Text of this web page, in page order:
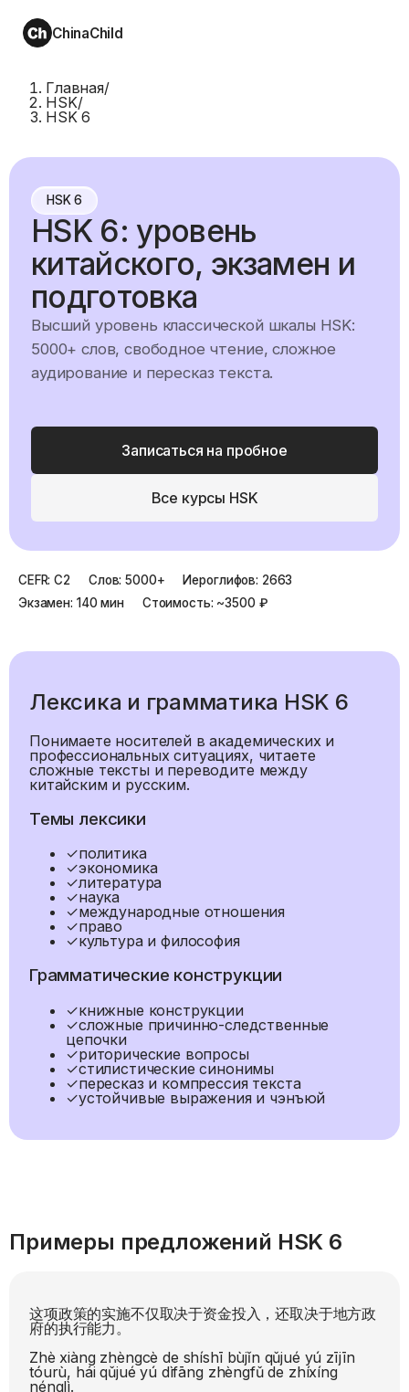
ChinaChild
Главная/
HSK/
HSK 6
HSK 6
HSK 6: уровень
китайского, экзамен и
подготовка
Высший уровень классической шкалы HSK:
5000+ слов, свободное чтение, сложное
аудирование и пересказ текста.
Записаться на пробное
Все курсы HSK
CEFR:C2 Слов:5000+ Иероглифов: 2663
Экзамен: 140 мин Стоимость: ~3500 ₽
Лексика и грамматика HSK 6
Понимаете носителей в академических и
профессиональных ситуациях, читаете
сложные тексты и переводите между
китайским и русским.
Темы лексики
✓политика
✓экономика
✓литература
✓наука
✓международные отношения
✓право
✓культура и философия
Грамматические конструкции
✓книжные конструкции
✓сложные причинно-следственные
цепочки
✓риторические вопросы
✓стилистические синонимы
✓пересказ и компрессия текста
✓устойчивые выражения и чэнъюй
Примеры предложений HSK 6
这项政策的实施不仅取决于资金投入，还取决于地方政
府的执行能力。
Zhè xiàng zhèngcè de shíshī bùjǐn qǔjué yú zījīn
tóurù, hái qǔjué yú dìfāng zhèngfǔ de zhíxíng
nénglì.